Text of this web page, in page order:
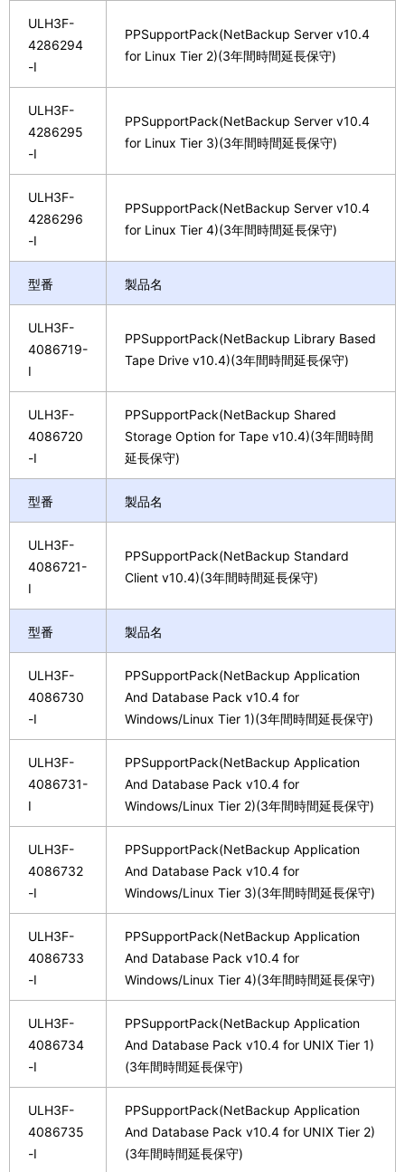
ULH3F-
4286294
-I
PPSupportPack(NetBackup Server v10.4
for Linux Tier 2)(3年間時間延長保守)
ULH3F-
4286295
-I
PPSupportPack(NetBackup Server v10.4
for Linux Tier 3)(3年間時間延長保守)
ULH3F-
4286296
-I
PPSupportPack(NetBackup Server v10.4
for Linux Tier 4)(3年間時間延長保守)
型番 製品名
ULH3F-
4086719-
I
PPSupportPack(NetBackup Library Based
Tape Drive v10.4)(3年間時間延長保守)
ULH3F-
4086720
-I
PPSupportPack(NetBackup Shared
Storage Option for Tape v10.4)(3年間時間
延長保守)
型番 製品名
ULH3F-
4086721-
I
PPSupportPack(NetBackup Standard
Client v10.4)(3年間時間延長保守)
型番 製品名
ULH3F-
4086730
-I
PPSupportPack(NetBackup Application
And Database Pack v10.4 for
Windows/Linux Tier 1)(3年間時間延長保守)
ULH3F-
4086731-
I
PPSupportPack(NetBackup Application
And Database Pack v10.4 for
Windows/Linux Tier 2)(3年間時間延長保守)
ULH3F-
4086732
-I
PPSupportPack(NetBackup Application
And Database Pack v10.4 for
Windows/Linux Tier 3)(3年間時間延長保守)
ULH3F-
4086733
-I
PPSupportPack(NetBackup Application
And Database Pack v10.4 for
Windows/Linux Tier 4)(3年間時間延長保守)
ULH3F-
4086734
-I
PPSupportPack(NetBackup Application
And Database Pack v10.4 for UNIX Tier 1)
(3年間時間延長保守)
ULH3F-
4086735
-I
PPSupportPack(NetBackup Application
And Database Pack v10.4 for UNIX Tier 2)
(3年間時間延長保守)